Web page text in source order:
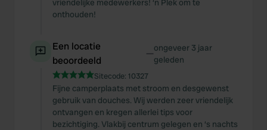
vriendelijke medewerkers! ‘n Plek om te
onthouden!
Een locatie
beoordeeld
—ongeveer 3 jaar
geleden
Sitecode: 10327
Fijne camperplaats met stroom en desgewenst
gebruik van douches. Wij werden zeer vriendelijk
ontvangen en kregen allerlei tips voor
bezichtiging. Vlakbij centrum gelegen en ‘s nachts